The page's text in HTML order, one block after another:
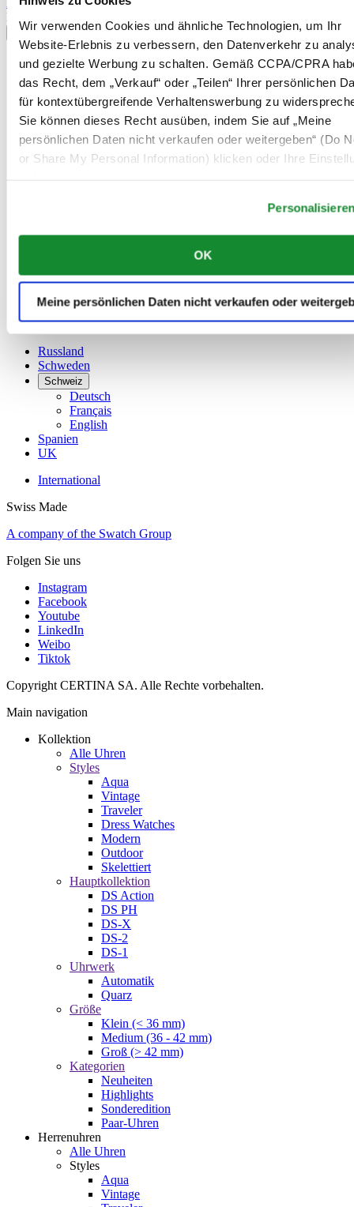
Wir verwenden Cookies und ähnliche Technologien, um Ihr
Website-Erlebnis zu verbessern, den Datenverkehr zu
und gezielte Werbung zu schalten. Gemäß CCPA/CPRA
das Recht, dem „Verkauf“ oder „Teilen“ Ihrer persönlichen
für kontextübergreifende Verhaltenswerbung zu
Sie können dieses Recht ausüben, indem Sie auf „Meine
persönlichen Daten nicht verkaufen oder weitergeben“ (Do
or Share My Personal Information) klicken oder Ihre
OK
Meine persönlichen Daten nicht verkaufen oder
Land/Region auswählen
Sprachumschalter
Belgien
Dutch
Français
China
English
简体中文
Dänemark
Deutschland
Luxemburg
Niederlande
Norwegen
Österreich
Polen
Russland
Schweden
Schweiz
Deutsch
Français
English
Spanien
UK
International
Swiss Made
A company of the Swatch Group
Folgen Sie uns
Instagram
Facebook
Youtube
LinkedIn
Weibo
Tiktok
Copyright CERTINA SA. Alle Rechte vorbehalten.
Main navigation
Kollektion
Alle Uhren
Styles
Aqua
Vintage
Traveler
Dress Watches
Modern
Outdoor
Skelettiert
Hauptkollektion
DS Action
DS PH
DS-X
DS-2
DS-1
Uhrwerk
Automatik
Quarz
Größe
Klein (< 36 mm)
Medium (36 - 42 mm)
Groß (> 42 mm)
Kategorien
Neuheiten
Highlights
Sonderedition
Paar-Uhren
Herrenuhren
Alle Uhren
Styles
Aqua
Vintage